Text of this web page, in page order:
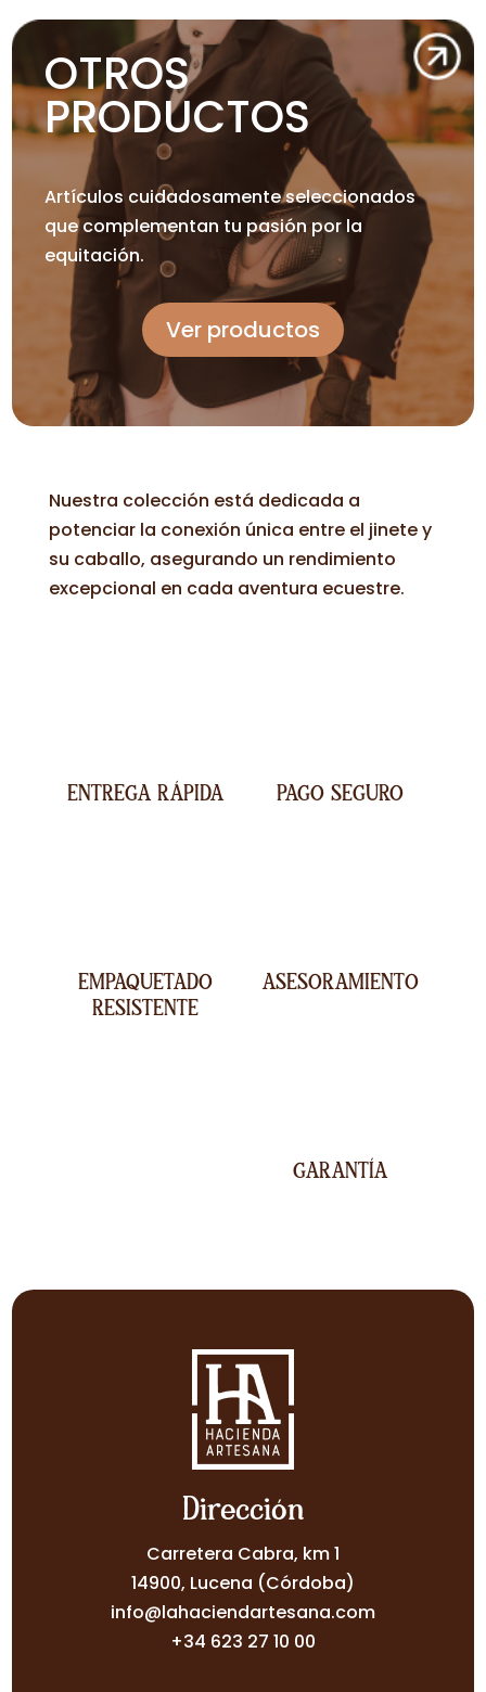
OTROS
PRODUCTOS
Artículos cuidadosamente seleccionados
que complementan tu pasión por la
equitación.
Ver productos
Nuestra colección está dedicada a
potenciar la conexión única entre el jinete y
su caballo, asegurando un rendimiento
excepcional en cada aventura ecuestre.
ENTREGA RÁPIDA PAGO SEGURO
EMPAQUETADO
RESISTENTE
ASESORAMIENTO
GARANTÍA
Dirección
Carretera Cabra, km 1
14900, Lucena (Córdoba)
info@lahaciendartesana.com
+34 623 27 10 00